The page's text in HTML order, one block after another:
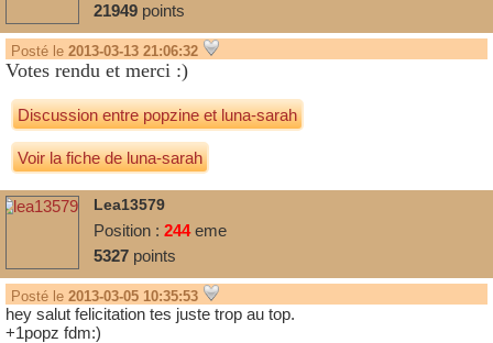
21949 points
Posté le 2013-03-13 21:06:32
Votes rendu et merci :)
Discussion entrepopzineetluna-sarah
Voir la fiche de luna-sarah
Lea13579
Position : 244eme
5327 points
Posté le 2013-03-05 10:35:53
hey salut felicitation tes juste trop au top.
+1popz fdm:)